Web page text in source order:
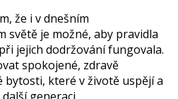
že i v dnešním
světě je možné, aby pravidla
jejich dodržování fungovala.
spokojené, zdravě
bytosti, které v životě uspějí a